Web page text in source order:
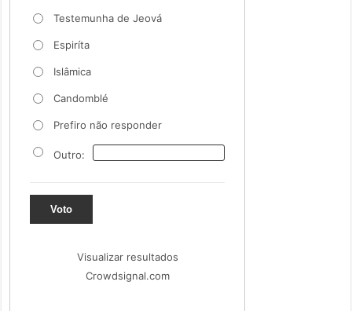
Testemunha de Jeová
Espiríta
Islâmica
Candomblé
Prefiro não responder
Outro:
Voto
Visualizar resultados
Crowdsignal.com